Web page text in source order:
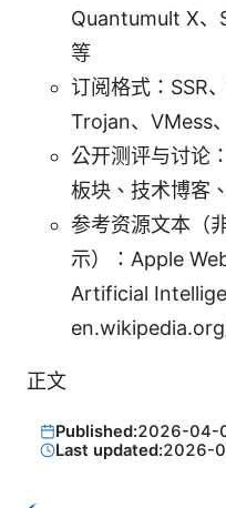
Quantumult X
等
订阅格式：SSR
Trojan、VMess
公开测评与讨论
板块、技术博客
参考资源文本（
示）：Apple
Artificial
正文
Published:2026-04-
Last updated:2026-